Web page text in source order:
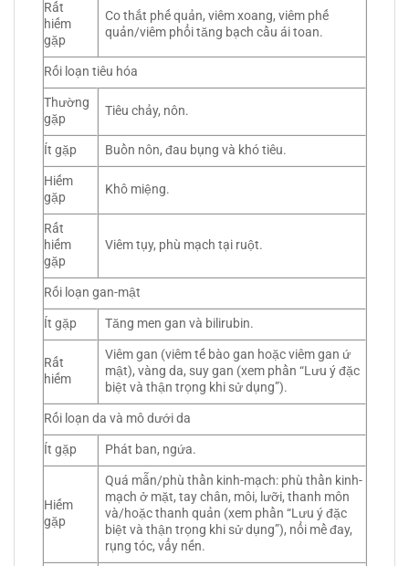
Rất
hiếm
gặp
Co thắt phế quản, viêm xoang, viêm phế
quản/viêm phổi tăng bạch cầu ái toan.
Rối loạn tiêu hóa
Thường
gặp
Tiêu chảy, nôn.
Ít gặp
Buồn nôn, đau bụng và khó tiêu.
Hiếm
gặp
Khô miệng.
Rất
hiếm
gặp
Viêm tụy, phù mạch tại ruột.
Rối loạn gan-mật
Ít gặp
Tăng men gan và bilirubin.
Rất
hiếm
Viêm gan (viêm tế bào gan hoặc viêm gan ứ
mật), vàng da, suy gan (xem phần “Lưu ý đặc
biệt và thận trọng khi sử dụng”).
Rối loạn da và mô dưới da
Ít gặp
Phát ban, ngứa.
Hiếm
gặp
Quá mẫn/phù thần kinh-mạch: phù thần kinh-
mạch ở mặt, tay chân, môi, lưỡi, thanh môn
và/hoặc thanh quản (xem phần “Lưu ý đặc
biệt và thận trọng khi sử dụng”), nổi mề đay,
rụng tóc, vẩy nến.